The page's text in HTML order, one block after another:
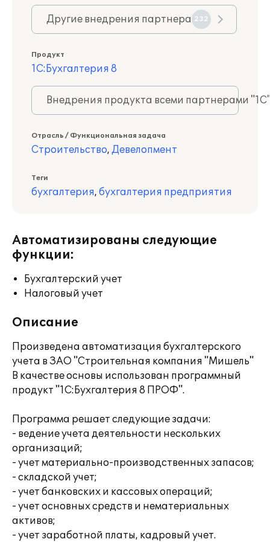
Другие внедрения партнера 232
Продукт
1С:Бухгалтерия 8
Внедрения продукта всеми партнерами
Отрасль / Функциональная задача
Строительство, Девелопмент
Теги
бухгалтерия, бухгалтерия предприятия
Автоматизированы следующие
функции:
Бухгалтерский учет
Налоговый учет
Описание
Произведена автоматизация бухгалтерского
учета в ЗАО "Строительная компания "Мишель"
В качестве основы использован программный
продукт "1С:Бухгалтерия 8 ПРОФ".
Программа решает следующие задачи:
- ведение учета деятельности нескольких
организаций;
- учет материально-производственных запасов;
- складской учет;
- учет банковских и кассовых операций;
- учет основных средств и нематериальных
активов;
- учет заработной платы, кадровый учет.